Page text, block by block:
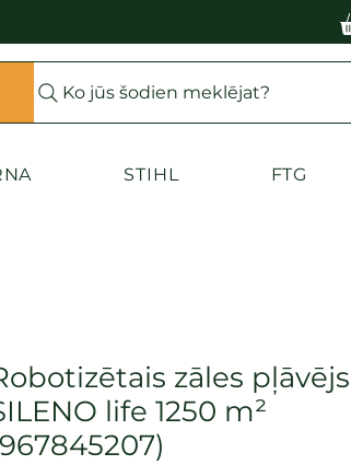
Ko jūs šodien meklējat?
STIHL FTG
zāles pļāvējs
life 1250 m²